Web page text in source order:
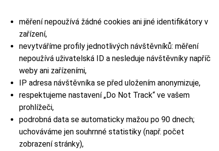
měření nepoužívá žádné cookies ani jiné identifikátory v
zařízení,
nevytváříme profily jednotlivých návštěvníků: měření
nepoužívá uživatelská ID a nesleduje návštěvníky napříč
weby ani zařízeními,
IP adresa návštěvníka se před uložením anonymizuje,
respektujeme nastavení „Do Not Track“ ve vašem
prohlížeči,
podrobná data se automaticky mažou po 90 dnech;
uchováváme jen souhrnné statistiky (např. počet
zobrazení stránky),